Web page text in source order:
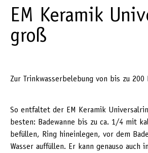
EM Keramik
groß
Zur Trinkwasserbelebung von bis zu 200
So entfaltet der EM Keramik
besten: Badewanne bis zu ca. 1/4 mit
befüllen, Ring hineinlegen, vor dem
Wasser auffüllen. Er kann genauso auch